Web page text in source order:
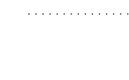
・・・・・・・・・・・・・・・